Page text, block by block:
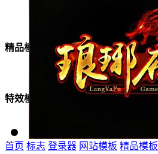
精品模板
特效模板
首页 标志 登录器 网站模板 精品模板